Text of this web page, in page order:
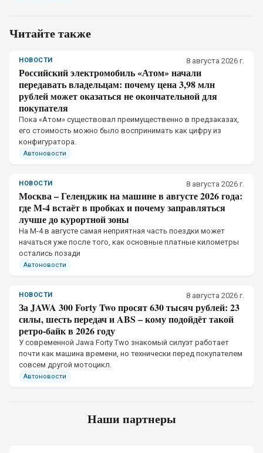
Читайте также
НОВОСТИ 8 августа 2026 г.
Российский электромобиль «Атом» начали
передавать владельцам: почему цена 3,98 млн
рублей может оказаться не окончательной для
покупателя
Пока «Атом» существовал преимущественно в предзаказах,
его стоимость можно было воспринимать как цифру из
конфигуратора.
Автоновости
НОВОСТИ 8 августа 2026 г.
Москва – Геленджик на машине в августе 2026 года:
где М-4 встаёт в пробках и почему заправляться
лучше до курортной зоны
На М-4 в августе самая неприятная часть поездки может
начаться уже после того, как основные платные километры
остались позади
Автоновости
НОВОСТИ 8 августа 2026 г.
За JAWA 300 Forty Two просят 630 тысяч рублей: 23
силы, шесть передач и ABS – кому подойдёт такой
ретро-байк в 2026 году
У современной Jawa Forty Two знакомый силуэт работает
почти как машина времени, но технически перед покупателем
совсем другой мотоцикл.
Автоновости
Наши партнеры